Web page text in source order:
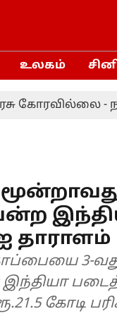
உலகம்
-
இந்திய
தாராளம்
3-
கோடி